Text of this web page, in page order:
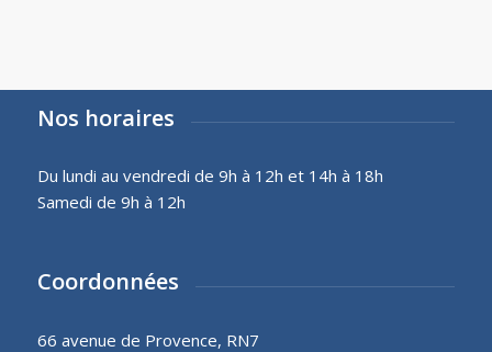
Nos horaires
Du lundi au vendredi de 9h à 12h et 14h à 18h
Samedi de 9h à 12h
Coordonnées
66 avenue de Provence, RN7